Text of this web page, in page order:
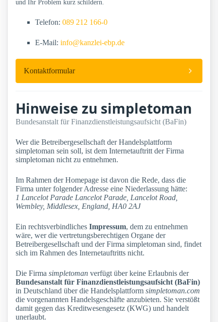
und Ihr Problem kurz schildern.
Telefon: 089 212 166-0
E-Mail: info@kanzlei-ebp.de
Kontaktformular
Hinweise zu simpletoman
Bundesanstalt für Finanzdienstleistungsaufsicht (BaFin)
Wer die Betreibergesellschaft der Handelsplattform
simpletoman sein soll, ist dem Internetauftritt der Firma
simpletoman nicht zu entnehmen.
Im Rahmen der Homepage ist davon die Rede, dass die
Firma unter folgender Adresse eine Niederlassung hätte:
1 Lancelot Parade Lancelot Parade, Lancelot Road,
Wembley, Middlesex, England, HA0 2AJ
Ein rechtsverbindliches Impressum, dem zu entnehmen
wäre, wer die vertretungsberechtigen Organe der
Betreibergesellschaft und der Firma simpletoman sind, findet
sich im Rahmen des Internetauftritts nicht.
Die Firma simpletoman verfügt über keine Erlaubnis der
Bundesanstalt für Finanzdienstleistungsaufsicht (BaFin)
in Deutschland über die Handelsplattform simpletoman.com
die vorgenannten Handelsgeschäfte anzubieten. Sie verstößt
damit gegen das Kreditwesengesetz (KWG) und handelt
unerlaubt.